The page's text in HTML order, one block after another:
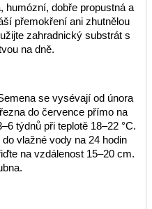
humózní, dobře propustná a
přemokření ani zhutnělou
zahradnický substrát s
na dně.
se vysévají od února
do července přímo na
týdnů při teplotě 18–22 °C.
vlažné vody na 24 hodin
na vzdálenost 15–20 cm.